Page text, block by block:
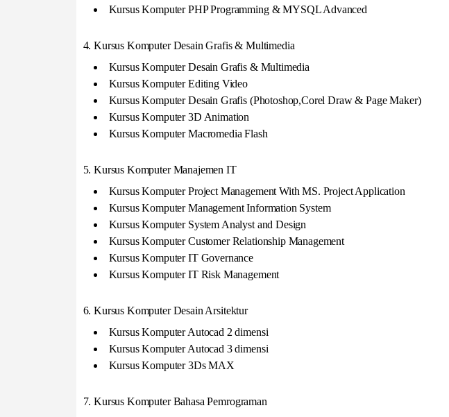
Kursus Komputer PHP Programming & MYSQL Advanced
4. Kursus Komputer Desain Grafis & Multimedia
Kursus Komputer Desain Grafis & Multimedia
Kursus Komputer Editing Video
Kursus Komputer Desain Grafis (Photoshop,Corel Draw & Page Maker)
Kursus Komputer 3D Animation
Kursus Komputer Macromedia Flash
5. Kursus Komputer Manajemen IT
Kursus Komputer Project Management With MS. Project Application
Kursus Komputer Management Information System
Kursus Komputer System Analyst and Design
Kursus Komputer Customer Relationship Management
Kursus Komputer IT Governance
Kursus Komputer IT Risk Management
6. Kursus Komputer Desain Arsitektur
Kursus Komputer Autocad 2 dimensi
Kursus Komputer Autocad 3 dimensi
Kursus Komputer 3Ds MAX
7. Kursus Komputer Bahasa Pemrograman